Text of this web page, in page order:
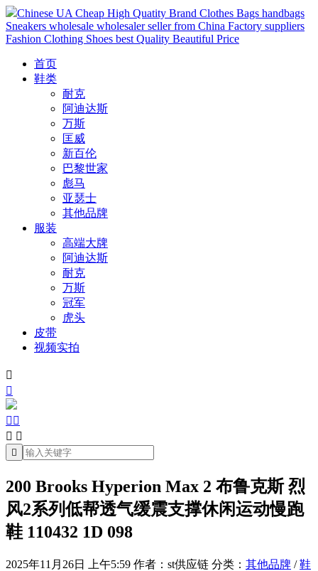
Chinese UA Cheap High Quatity Brand Clothes Bags handbags
Sneakers wholesale wholesaler seller from China Factory suppliers
Fashion Clothing Shoes best Quality Beautiful Price
首页
鞋类
耐克
阿迪达斯
万斯
匡威
新百伦
巴黎世家
彪马
亚瑟士
其他品牌
服装
高端大牌
阿迪达斯
耐克
万斯
冠军
虎头
皮带
视频实拍


 
 

200 Brooks Hyperion Max 2 布鲁克斯 烈
风2系列低帮透气缓震支撑休闲运动慢跑
鞋 110432 1D 098
2025年11月26日 上午5:59 作者：st供应链 分类： 其他品牌 /鞋